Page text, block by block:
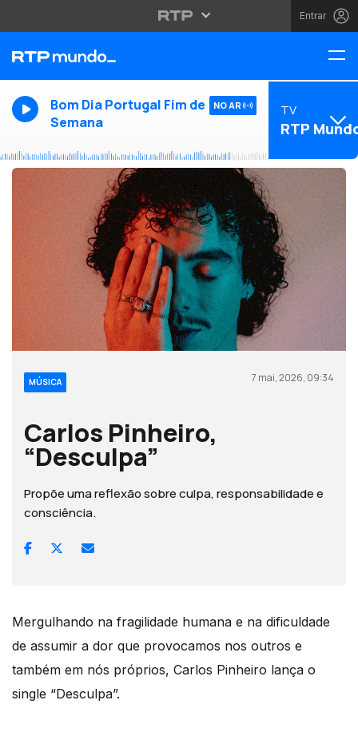
Entrar
Bom Dia Portugal Fim de
Semana
NO AR TV
RTP
MÚSICA 7 mai, 2026, 09:34
Carlos Pinheiro,
“Desculpa”
Propõe uma reflexão sobre culpa, responsabilidade e
consciência.
Mergulhando na fragilidade humana e na dificuldade
de assumir a dor que provocamos nos outros e
também em nós próprios, Carlos Pinheiro lança o
single “Desculpa”.